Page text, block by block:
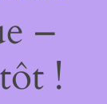
–
!